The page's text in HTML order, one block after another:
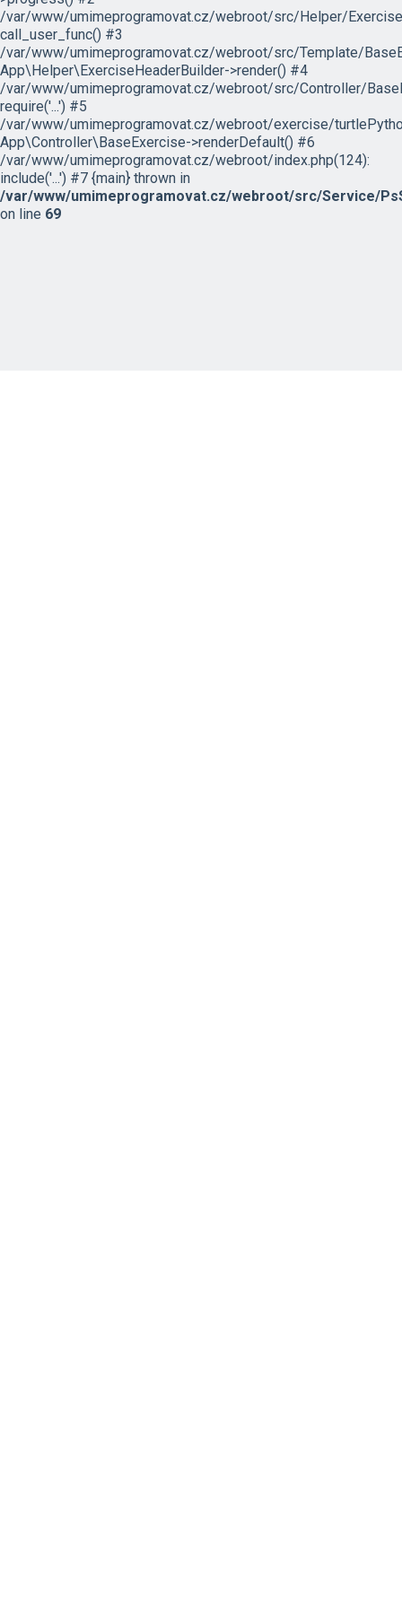
/var/www/umimeprogramovat.cz/webroot/src/Helper/
call_user_func() #3
/var/www/umimeprogramovat.cz/webroot/src/Template/
App\Helper\ExerciseHeaderBuilder->render() #4
/var/www/umimeprogramovat.cz/webroot/src/Controller/
require('...') #5
/var/www/umimeprogramovat.cz/webroot/exercise/
App\Controller\BaseExercise->renderDefault() #6
/var/www/umimeprogramovat.cz/webroot/index.php(124):
include('...') #7 {main} thrown in
/var/www/umimeprogramovat.cz/webroot/src/Service/
on line 69